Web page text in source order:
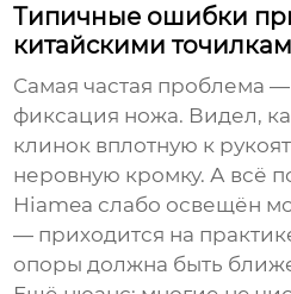
Типичные ошибки
китайскими
Самая частая проблема
фиксация ножа. Видел,
клинок вплотную к
неровную кромку. А всё
Hiamea слабо освещён
— приходится на
опоры должна быть